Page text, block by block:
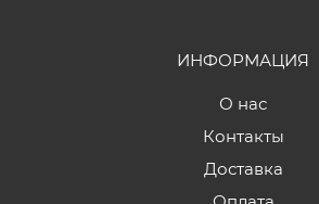
ИНФОРМАЦИЯ
О нас
Контакты
Доставка